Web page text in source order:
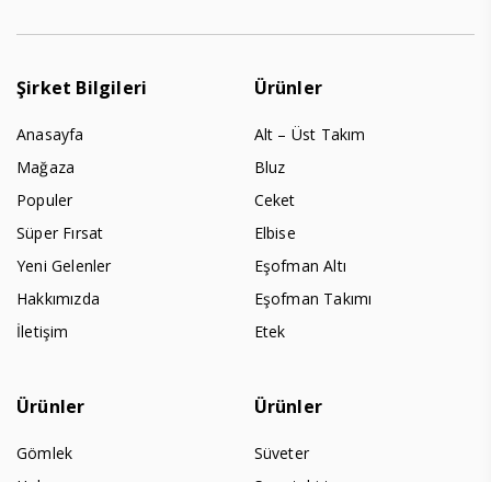
Şirket Bilgileri
Anasayfa
Mağaza
Populer
Süper Fırsat
Yeni Gelenler
Hakkımızda
İletişim
Ürünler
Alt – Üst Takım
Bluz
Ceket
Elbise
Eşofman Altı
Eşofman Takımı
Etek
Ürünler
Gömlek
Ürünler
Süveter